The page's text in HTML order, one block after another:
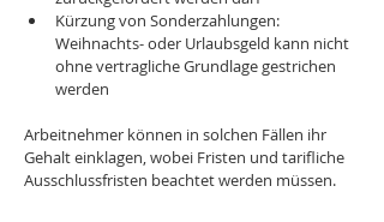
Kürzung von Sonderzahlungen:
Weihnachts- oder Urlaubsgeld kann nicht
ohne vertragliche Grundlage gestrichen
werden
Arbeitnehmer können in solchen Fällen ihr
Gehalt einklagen, wobei Fristen und tarifliche
Ausschlussfristen beachtet werden müssen.